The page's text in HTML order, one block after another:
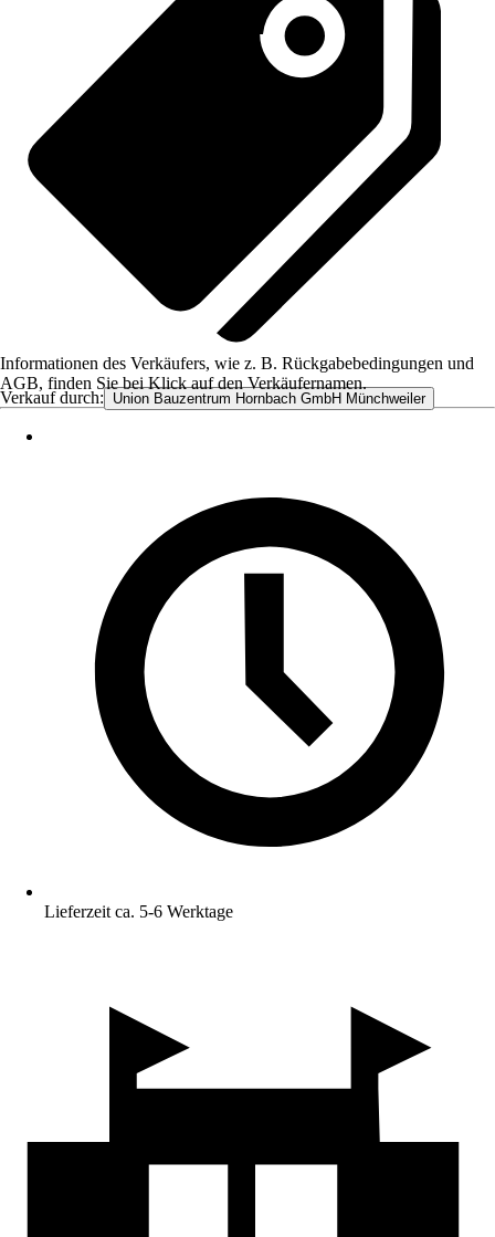
Verkauf durch: Union Bauzentrum Hornbach GmbH Münchweiler
Informationen des Verkäufers, wie z. B. Rückgabebedingungen und
AGB, finden Sie bei Klick auf den Verkäufernamen.
Lieferzeit ca. 5-6 Werktage